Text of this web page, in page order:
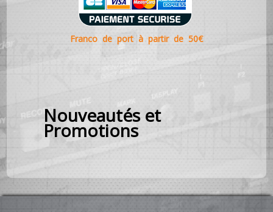
Franco de port à partir de 50€
Nouveautés et
Promotions